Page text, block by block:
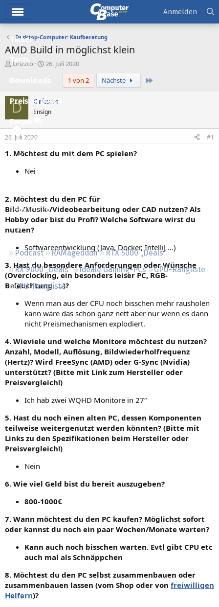
Ticker
Tests
Preisvergleich
Forum
Aktuelles
Empfohlene Inhalte
Neue Beiträge
Leserartikel
Regeln
Podcast RAMageddon
RTX 5000 „Deals“
RX 9000 „Deals“
Ideale Gaming-PCs
GPU-Rangliste
CPU-Rangliste
Anmelden
Desktop-Computer: Kaufberatung
AMD Build in möglichst klein
E
e
e
Drizzto
E
e
l
m
26. Juli 2020
1 von 2
Nächste
D Drizzto
Ensign
26. Juli 2020 #1
1. Möchtest du mit dem PC spielen?
Nei
2. Möchtest du den PC für
Bild-/Musik-/Videobearbeitung oder CAD nutzen? Als
Hobby oder bist du Profi? Welche Software wirst du
nutzen?
Softwareentwicklung (Java, Docker, IntelliJ ...)
3. Hast du besondere Anforderungen oder Wünsche
(Overclocking, ein besonders leiser PC, RGB-
Beleuchtung, …)?
Wenn man aus der CPU noch bisschen mehr rausholen
kann wäre das schon ganz nett aber nur wenn es dann
nicht Preismechanismen explodiert.
4. Wieviele und welche Monitore möchtest du nutzen?
Anzahl, Modell, Auflösung, Bildwiederholfrequenz
(Hertz)? Wird FreeSync (AMD) oder G-Sync (Nvidia)
unterstützt? (Bitte mit Link zum Hersteller oder
Preisvergleich!)
Ich hab zwei WQHD Monitore in 27“
5. Hast du noch einen alten PC, dessen Komponenten
teilweise weitergenutzt werden könnten? (Bitte mit
Links zu den Spezifikationen beim Hersteller oder
Preisvergleich!)
Nein
6. Wie viel Geld bist du bereit auszugeben?
800-1000€
7. Wann möchtest du den PC kaufen? Möglichst sofort
oder kannst du noch ein paar Wochen/Monate warten?
Kann auch noch bisschen warten. Evtl gibt CPU etc
auch mal als Schnäppchen
8. Möchtest du den PC selbst zusammenbauen oder
zusammenbauen lassen (vom Shop oder von freiwilligen
Helfern)?